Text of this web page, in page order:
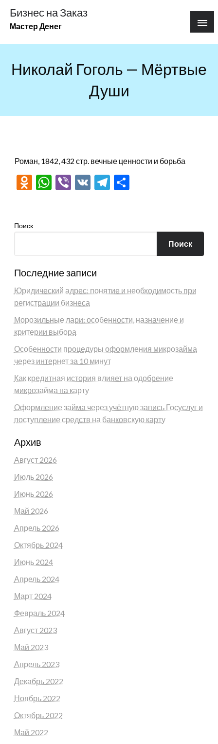
содержимому
Бизнес на Заказ
Мастер Денег
Николай Гоголь — Мёртвые
Души
Роман, 1842, 432 стр. вечные ценности и борьба
Odnoklassniki
WhatsApp
Viber
VK Telegram
Поиск
Поиск
Последние записи
Юридический адрес: понятие и необходимость при
регистрации бизнеса
Морозильные лари: особенности, назначение и
критерии выбора
Особенности процедуры оформления микрозайма
через интернет за 10 минут
Как кредитная история влияет на одобрение
микрозайма на карту
Оформление займа через учётную запись Госуслуг и
поступление средств на банковскую карту
Архив
Август 2026
Июль 2026
Июнь 2026
Май 2026
Апрель 2026
Октябрь 2024
Июнь 2024
Апрель 2024
Март 2024
Февраль 2024
Август 2023
Май 2023
Апрель 2023
Декабрь 2022
Ноябрь 2022
Октябрь 2022
Май 2022